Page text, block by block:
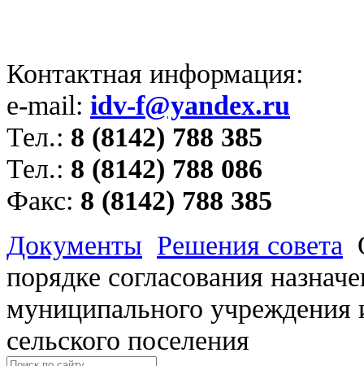
Контактная информация:
e-mail: idv-f@yandex.ru
Тел.: 8 (8142) 788 385
Тел.: 8 (8142) 788 086
Факс: 8 (8142) 788 385
Документы Решения совета
порядке согласования
муниципального
сельского поселения